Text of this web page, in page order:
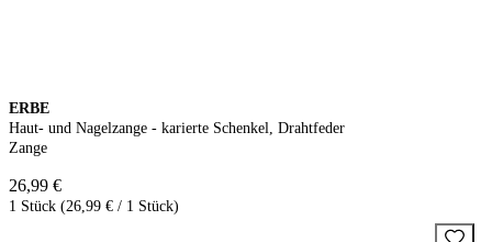
ERBE
Haut- und Nagelzange - karierte Schenkel, Drahtfeder
Zange
26,99 €
1 Stück (26,99 € / 1 Stück)